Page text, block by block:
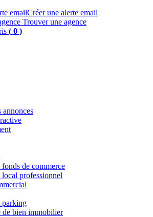
Créer une alerte email
Trouver une agence
( 0 )
annonces
fonds de commerce
local professionnel
parking
de bien immobilier